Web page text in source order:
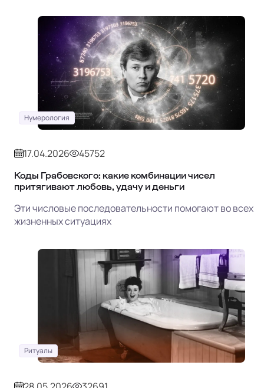
Нумерология
17.04.2026 45752
Коды Грабовского: какие комбинации чисел
притягивают любовь, удачу и деньги
Эти числовые последовательности помогают во всех
жизненных ситуациях
Ритуалы